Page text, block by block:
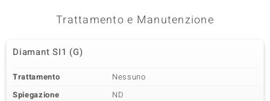
Trattamento e Manutenzione
Diamant SI1 (G)
Trattamento
Nessuno
Spiegazione
ND